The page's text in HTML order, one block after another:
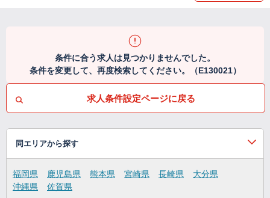
条件に合う求人は見つかりませんでした。
条件を変更して、再度検索してください。（E130021）
求人条件設定ページに戻る
同エリアから探す
福岡県 鹿児島県 熊本県 宮崎県 長崎県
大分県
沖縄県
佐賀県